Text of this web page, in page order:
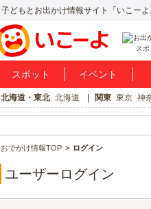
子どもとお出かけ情報サイト「いこー
スポ
スポット イベント
北海道・東北 北海道 関東 東京 神
おでかけ情報TOP ログイン
ユーザーログイン